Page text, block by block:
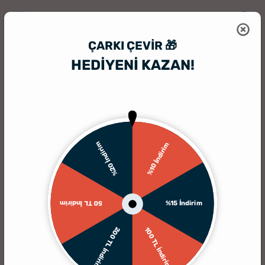
ÇARKI ÇEVIR 🎁
HEDİYENİ KAZAN!
%10 İndirim
%15 İndirim
100 TL İndirim
200 TL İndirim
50 TL İndirim
%20 İndirim